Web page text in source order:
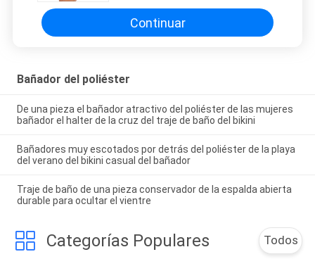
Continuar
Bañador del poliéster
De una pieza el bañador atractivo del poliéster de las mujeres
bañador el halter de la cruz del traje de baño del bikini
Bañadores muy escotados por detrás del poliéster de la playa
del verano del bikini casual del bañador
Traje de baño de una pieza conservador de la espalda abierta
durable para ocultar el vientre
Categorías Populares Todos